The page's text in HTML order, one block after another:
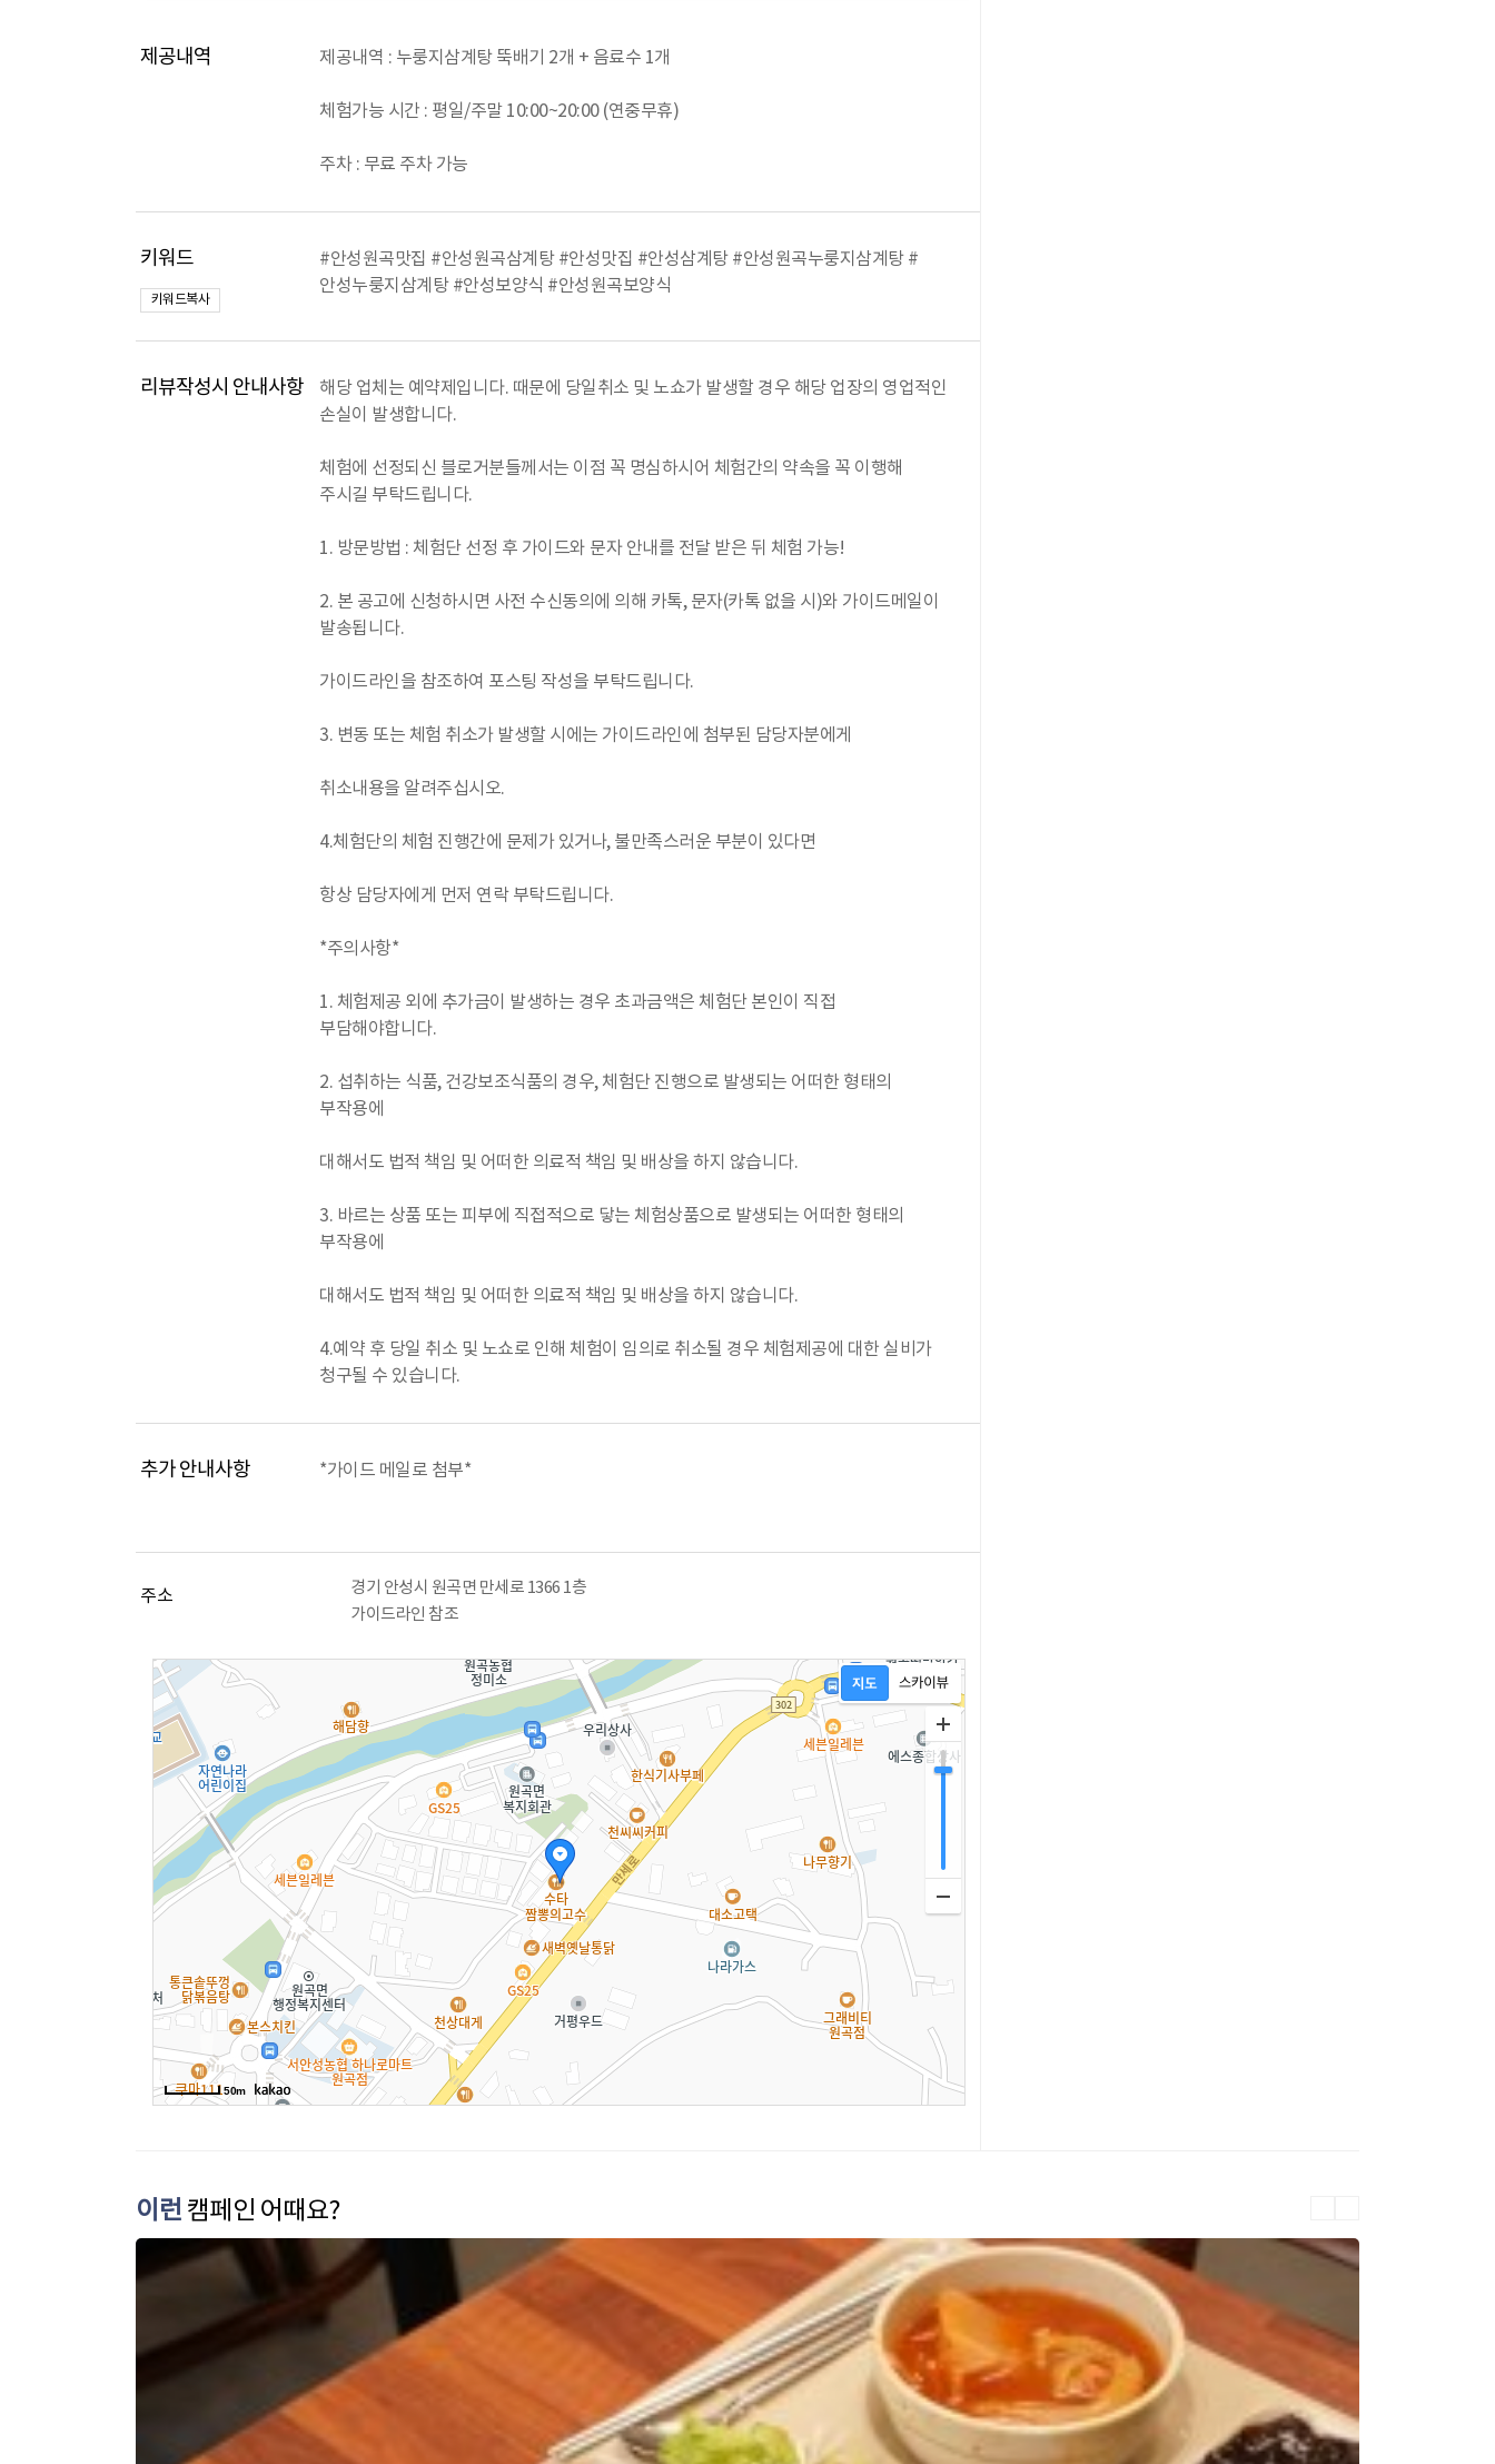
제공내역 제공내역 : 누룽지삼계탕 뚝배기 2개 + 음료수 1개
체험가능 시간 : 평일/주말 10:00~20:00 (연중무휴)
주차 : 무료 주차 가능
키워드
키워드복사
#안성원곡맛집 #안성원곡삼계탕 #안성맛집 #안성삼계탕 #안성원곡누룽지삼계탕 #
안성누룽지삼계탕 #안성보양식 #안성원곡보양식
리뷰작성시 안내사항
해당 업체는 예약제입니다. 때문에 당일취소 및 노쇼가 발생할 경우 해당 업장의 영업적인
손실이 발생합니다.
체험에 선정되신 블로거분들께서는 이점 꼭 명심하시어 체험간의 약속을 꼭 이행해
주시길 부탁드립니다.
1. 방문방법 : 체험단 선정 후 가이드와 문자 안내를 전달 받은 뒤 체험 가능!
2. 본 공고에 신청하시면 사전 수신동의에 의해 카톡, 문자(카톡 없을 시)와 가이드메일이
발송됩니다.
가이드라인을 참조하여 포스팅 작성을 부탁드립니다.
3. 변동 또는 체험 취소가 발생할 시에는 가이드라인에 첨부된 담당자분에게
취소내용을 알려주십시오.
4.체험단의 체험 진행간에 문제가 있거나, 불만족스러운 부분이 있다면
항상 담당자에게 먼저 연락 부탁드립니다.
*주의사항*
1. 체험제공 외에 추가금이 발생하는 경우 초과금액은 체험단 본인이 직접
부담해야합니다.
2. 섭취하는 식품, 건강보조식품의 경우, 체험단 진행으로 발생되는 어떠한 형태의
부작용에
대해서도 법적 책임 및 어떠한 의료적 책임 및 배상을 하지 않습니다.
3. 바르는 상품 또는 피부에 직접적으로 닿는 체험상품으로 발생되는 어떠한 형태의
부작용에
대해서도 법적 책임 및 어떠한 의료적 책임 및 배상을 하지 않습니다.
4.예약 후 당일 취소 및 노쇼로 인해 체험이 임의로 취소될 경우 체험제공에 대한 실비가
청구될 수 있습니다.
추가 안내사항 *가이드 메일로 첨부*
주소
경기 안성시 원곡면 만세로 1366 1층
가이드라인 참조
50m
이런 캠페인 어때요?